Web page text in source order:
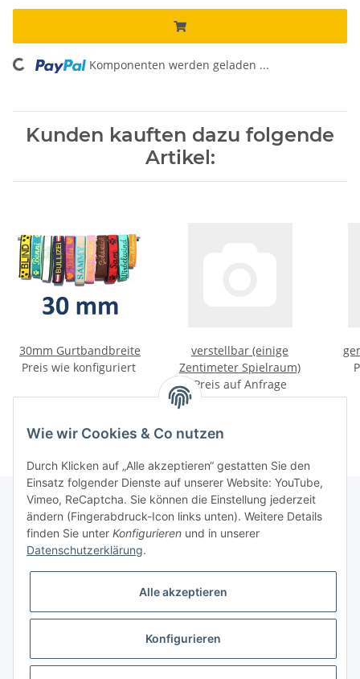
Loading... Komponenten werden geladen ...
Kunden kauften dazu folgende
Artikel:
30mm Gurtbandbreite
Preis wie konfiguriert
verstellbar (einige
Zentimeter Spielraum)
Preis auf Anfrage
Informationen
Galerie
* Keine Ausweisung der Mehrwertsteuer gemäß Klein-Unternehmer-Regelung.,
Wie wir Cookies & Co nutzen
Durch Klicken auf „Alle akzeptieren“ gestatten Sie den
Einsatz folgender Dienste auf unserer Website: YouTube,
Vimeo, ReCaptcha. Sie können die Einstellung jederzeit
ändern (Fingerabdruck-Icon links unten). Weitere Details
finden Sie unter Konfigurieren und in unserer
Datenschutzerklärung.
Alle akzeptieren
Konfigurieren